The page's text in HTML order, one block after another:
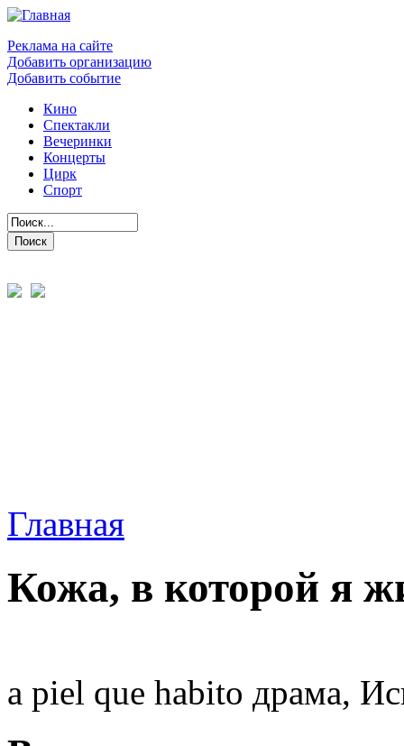
Реклама на сайте
Добавить организацию
Добавить событие
Кино
Спектакли
Вечеринки
Концерты
Цирк
Спорт
Главная
Кожа, в которой я
a piel que habito драма,